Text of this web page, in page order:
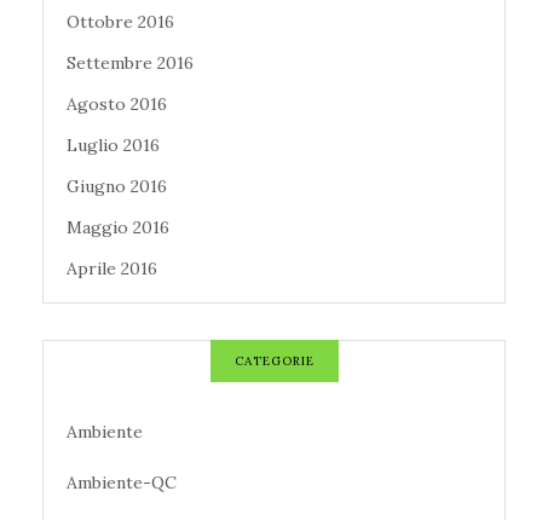
Ottobre 2016
Settembre 2016
Agosto 2016
Luglio 2016
Giugno 2016
Maggio 2016
Aprile 2016
CATEGORIE
Ambiente
Ambiente-QC